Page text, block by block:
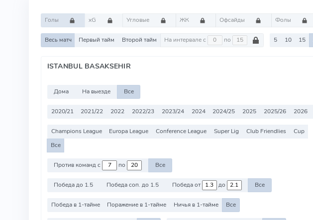
Голы xG Угловые ЖК Офсайды Фолы
Весь матч Первый тайм Второй тайм На интервале с по 5 10 15
ISTANBUL BASAKSEHIR
Дома На выезде Все
2020/21 2021/22 2022 2022/23 2023/24 2024 2024/25 2025 2025/26 2026
Champions League Europa League Conference League Super Lig Club Friendlies
Cup
Все
Против команд с по Все
Победа до 1.5 Победа соп. до 1.5 Победа от до Все
Победа в 1-тайме Поражение в 1-тайме Ничья в 1-тайме Все